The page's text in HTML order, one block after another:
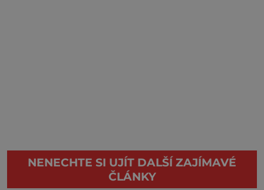
NENECHTE SI UJÍT DALŠÍ ZAJÍMAVÉ
ČLÁNKY